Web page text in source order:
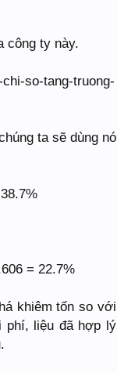
công ty này.
ta sẽ dùng nó
= 22.7%
khiêm tốn so với
phí, liệu đã hợp lý